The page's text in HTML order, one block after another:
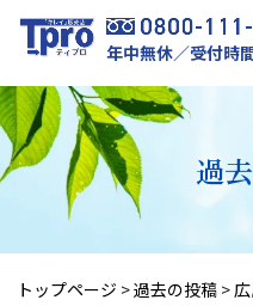
年中無休／受付時
過
トップページ >過去の投稿 >